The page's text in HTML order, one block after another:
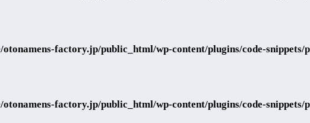
otonamens-factory.jp/public_html/wp-content/plugins/code-snippets/
otonamens-factory.jp/public_html/wp-content/plugins/code-snippets/